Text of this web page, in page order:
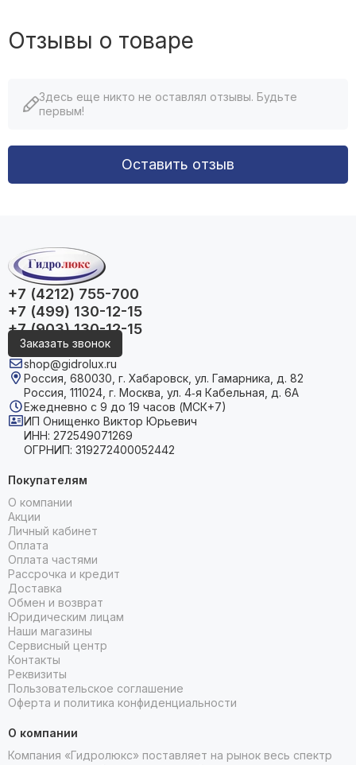
Отзывы о товаре
Здесь еще никто не оставлял отзывы. Будьте
первым!
Оставить отзыв
+7 (4212) 755-700
+7 (499) 130-12-15
+7 (903) 130-12-15
Заказать звонок
shop@gidrolux.ru
Россия, 680030, г. Хабаровск, ул. Гамарника, д. 82
Россия, 111024, г. Москва, ул. 4‑я Кабельная, д. 6А
Ежедневно с 9 до 19 часов (МСК+7)
ИП Онищенко Виктор Юрьевич
ИНН: 272549071269
ОГРНИП: 319272400052442
Покупателям
О компании
Акции
Личный кабинет
Оплата
Оплата частями
Рассрочка и кредит
Доставка
Обмен и возврат
Юридическим лицам
Наши магазины
Сервисный центр
Контакты
Реквизиты
Пользовательское соглашение
Оферта и политика конфиденциальности
О компании
Компания «Гидролюкс» поставляет на рынок весь спектр